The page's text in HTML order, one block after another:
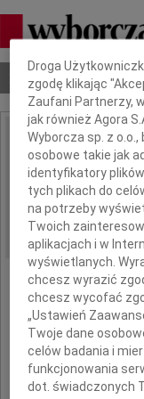
Nekrologi Odeszli
IMIĘ I NAZWISKO:
REGION:
DATA EMISJI:
Dbamy o Twoją
Droga
zgodę klikając
Zaufani Partnerzy,
jak również Agora
Wyborcza sp. z
osobowe takie jak
identyfikatory
tych plikach do
na potrzeby
Twoich
aplikacjach i w
wyświetlanych.
chcesz wyrazić
chcesz wycofać
„Ustawień
Twoje dane
celów badania i
funkcjonowania
dot. świadczonych